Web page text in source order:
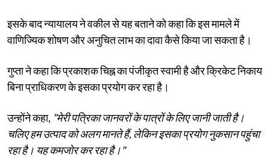
इसके बाद न्यायालय ने वकील से यह बताने को कहा कि इस मामले में
वाणिज्यिक शोषण और अनुचित लाभ का दावा कैसे किया जा सकता है।
गुप्ता ने कहा कि प्रकाशक चिह्न का पंजीकृत स्वामी है और क्रिकेट निकाय
बिना प्राधिकरण के इसका प्रयोग कर रहा है।
उन्होंने कहा, "मेरी पत्रिका जानवरों के पात्रों के लिए जानी जाती है।
चलिए हम उत्पाद को अलग मानते हैं, लेकिन इसका प्रयोग नुकसान पहुंचा
रहा है। यह कमजोर कर रहा है।"